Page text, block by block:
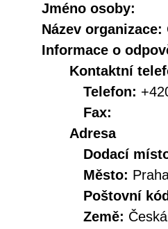
Jméno osoby:
Název organizace:
Informace o
Kontaktní
Telefon:
Fax:
Adresa
Dodací
Město:
Poštovní
Země: